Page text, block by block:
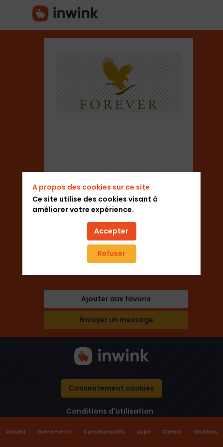
Forever
Living
France
Industries chimique et pharma
Ajouter aux favoris
Envoyer un message
Consentement cookies
Conditions d'utilisation
Accueil Evénements Communautés Apps Clients Modèles
A propos des cookies sur ce site
Ce site utilise des cookies visant à
améliorer votre expérience.
Accepter
Refuser